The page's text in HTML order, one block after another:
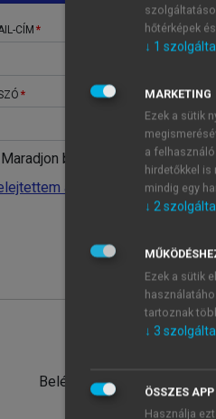
CÍM
Maradjon belépve
a jelszavamat
Belépés intézményi
hőtérképek
↓ 1
MARKETING
Ezek a sütik
a
hirdetőkkel
mindig egy
↓ 2
Ezek a sütik
tartoznak
↓ 3
ÖSSZES
Használja